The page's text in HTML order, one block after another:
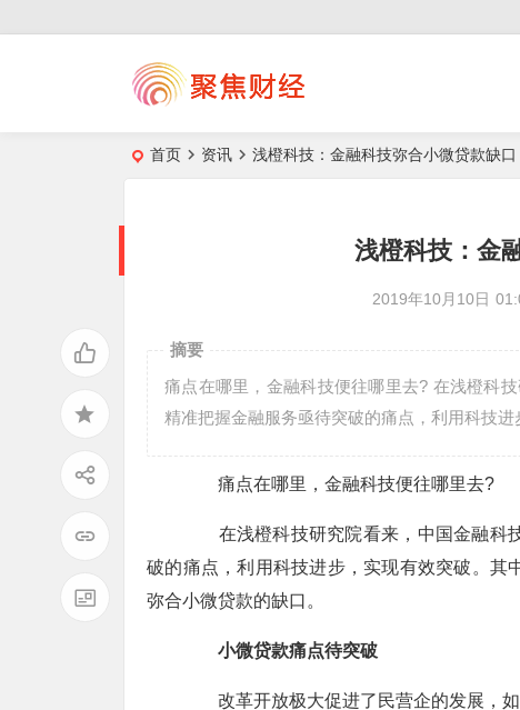
首页 资讯 浅橙科技：金融科技弥合小微贷款缺口
浅橙科技：金
2019年10月10日
摘要
痛点在哪里，金融科技便往哪里去? 在浅橙科
精准把握金融服务亟待突破的痛点，利用科技
痛点在哪里，金融科技便往哪里去?
在浅橙科技研究院看来，中国金融科
破的痛点，利用科技进步，实现有效突破。其
弥合小微贷款的缺口。
小微贷款痛点待突破
改革开放极大促进了民营企的发展，如